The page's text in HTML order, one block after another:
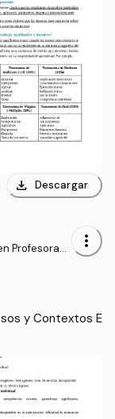
download Descargar
Profesorad
de Idi
more_vert
y Contextos E